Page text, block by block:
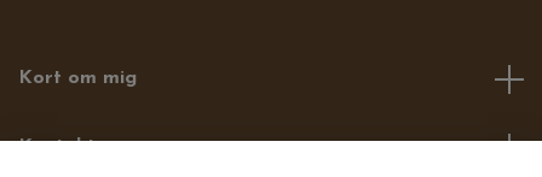
Kort om mig
Kontakt